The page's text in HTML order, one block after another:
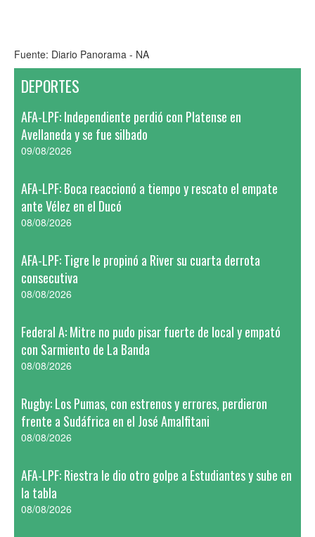
Fuente: Diario Panorama - NA
DEPORTES
AFA-LPF: Independiente perdió con Platense en
Avellaneda y se fue silbado
09/08/2026
AFA-LPF: Boca reaccionó a tiempo y rescato el empate
ante Vélez en el Ducó
08/08/2026
AFA-LPF: Tigre le propinó a River su cuarta derrota
consecutiva
08/08/2026
Federal A: Mitre no pudo pisar fuerte de local y empató
con Sarmiento de La Banda
08/08/2026
Rugby: Los Pumas, con estrenos y errores, perdieron
frente a Sudáfrica en el José Amalfitani
08/08/2026
AFA-LPF: Riestra le dio otro golpe a Estudiantes y sube en
la tabla
08/08/2026